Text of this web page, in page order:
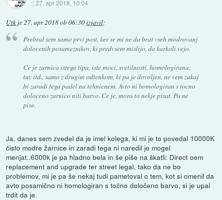
::27. apr 2018, 10:04
Utk je27. apr 2018 ob 06:30izjavil:
Prebral sem samo prvi post, ker se mi ne da brat vseh modrovanj
dolocenih posameznikov, ki predvsem mislijo, da karkoli vejo.
Ce je zarnica istega tipa, iste moci, svetilnosti, homologirana,
tuv itd., samo z drugim odtenkom, ki pa je dovoljen, ne vem zakaj
bi zaradi tega padel na tehnicnem. Avto ni homologiran s tocno
doloceno zarnico niti barvo. Ce je, mora to nekje pisat. Pa ne
pise.
Ja, danes sem zvedel da je imel kolega, ki mi je to povedal 10000K
čisto modre žarnice in zaradi tega ni naredil je mogel
menjat..6000k je pa hladno bela in še piše na škatli: Direct oem
replacement and upgrade ter street legal, tako da ne bo
problemov, mi je pa še nekaj tudi pametoval o tem, kot si omenil da
avto posamično ni homologiran s točno določeno barvo, si je upal
trdit da je.